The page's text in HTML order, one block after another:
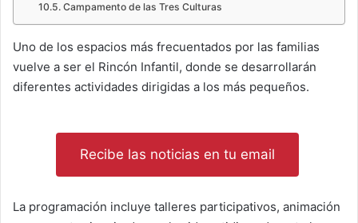
Campamento de las Tres Culturas
Uno de los espacios más frecuentados por las familias
vuelve a ser el Rincón Infantil, donde se desarrollarán
diferentes actividades dirigidas a los más pequeños.
Recibe las noticias en tu email
La programación incluye talleres participativos, animación